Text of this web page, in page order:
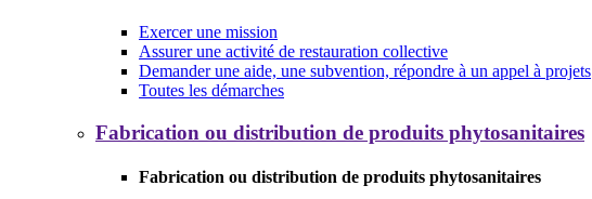
Exercer une mission
Assurer une activité de restauration collective
Demander une aide, une subvention, répondre à un appel à projets
Toutes les démarches
Fabrication ou distribution de produits phytosanitaires
Fabrication ou distribution de produits phytosanitaires